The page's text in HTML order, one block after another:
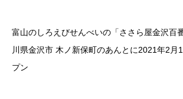
富山のしろえびせんべいの「ささら屋金沢百
川県金沢市 木ノ新保町のあんとに2021年2月
プン